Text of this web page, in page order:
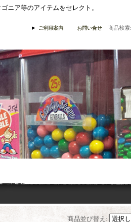
ニア等のアイテムをセレクト。
ご利用案内 ｜ お問い合せ 商品検索:
商品並び替え :